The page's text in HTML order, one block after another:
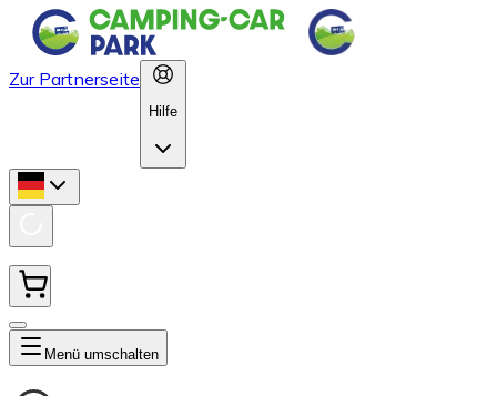
Zur Partnerseite
Hilfe
Menü umschalten